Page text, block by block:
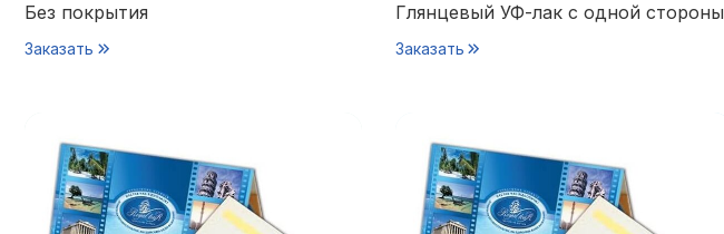
Без покрытия
Заказать
Глянцевый УФ-лак с одной стороны
Заказать